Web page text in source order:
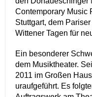
Contemporary Music
Stuttgart, dem
Wittener Tagen für
Ein besonderer
dem Musiktheater.
2011 im Großen
uraufgeführt. Es